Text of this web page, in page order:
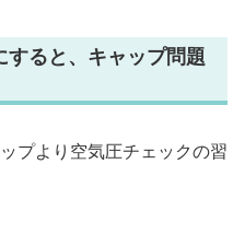
すると、キャップ問題
プより空気圧チェックの習